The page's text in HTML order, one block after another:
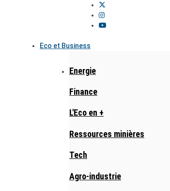
Eco et Business
Energie
Finance
L'Eco en +
Ressources minières
Tech
Agro-industrie